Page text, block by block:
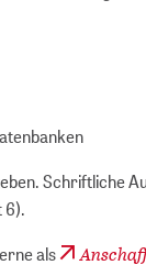
Schriftliche
6).
als